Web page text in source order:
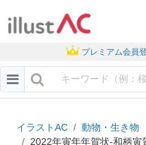
プレミアム会員
イラストAC
動物・生き物
2022年寅年年賀状-和柄寅